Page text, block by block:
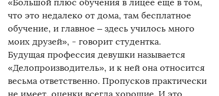
«Большой плюс обучения в лицее еще в том,
что это недалеко от дома, там бесплатное
обучение, и главное – здесь училось много
моих друзей», - говорит студентка.
Будущая профессия девушки называется
«Делопроизводитель», и к ней она относится
весьма ответственно. Пропусков практически